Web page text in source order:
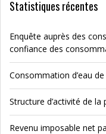
Statistiques récentes
Enquête auprès des
confiance des
Consommation d’eau
Structure d’activité de
Revenu imposable net